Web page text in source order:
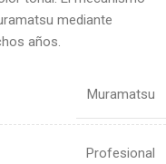
mediante
años.
Muramatsu
Profesional